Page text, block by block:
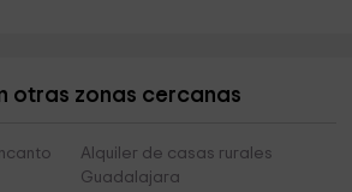
otras zonas cercanas
Alquiler de casas rurales
Guadalajara